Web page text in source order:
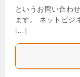
というお問い合わ
ます。 ネットビジ
[…]